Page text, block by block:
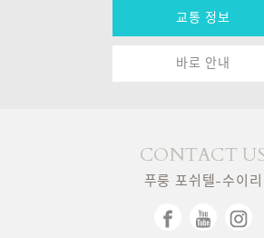
교통 정보
바로 안내
CONTACT
푸룽 포쉬텔-수이리